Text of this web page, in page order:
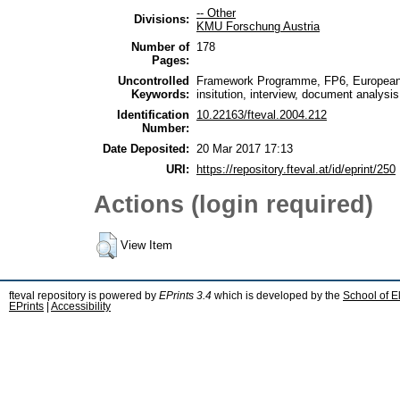
Divisions: -- Other
KMU Forschung Austria
Number of
Pages:
178
Uncontrolled
Keywords:
Framework Programme, FP6,
insitution, interview, document
Identification
Number:
10.22163/fteval.2004.212
Date Deposited:
20 Mar 2017 17:13
URI: https://repository.fteval.at/id/eprint/250
Actions (login required)
View Item
fteval repository is powered by EPrints 3.4 which is developed by the School of
EPrints
Accessibility